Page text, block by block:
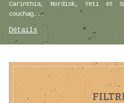
Carinthia, Nordisk, Yeti et
couchag...
Détails